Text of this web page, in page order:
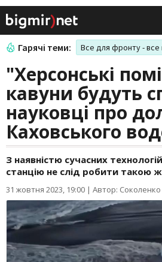
Гарячі теми: Все для фронту - все
"Херсонські
кавуни будуть
науковці про
Каховського
З наявністю сучасних
станцію не слід робити такою
31 жовтня 2023, 19:00 | Автор: Соколенко